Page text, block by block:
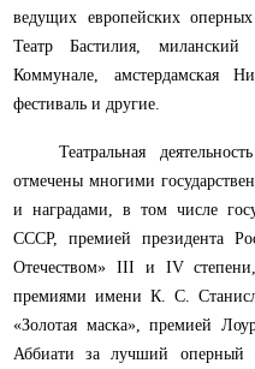
ведущих европейских
Театр Бастилия,
Коммунале, амстердамская
фестиваль и другие.
Театральная
отмечены многими
и наградами, в том числе
СССР, премией президента
Отечеством» III и IV
премиями имени К. С.
«Золотая маска», премией
Аббиати за лучший оперный